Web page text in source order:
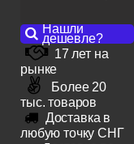
Нашли
дешевле?
17 лет на
рынке
Более 20
тыс. товаров
Доставка в
любую точку СНГ